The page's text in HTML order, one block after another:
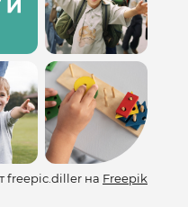
freepic.diller на Freepik